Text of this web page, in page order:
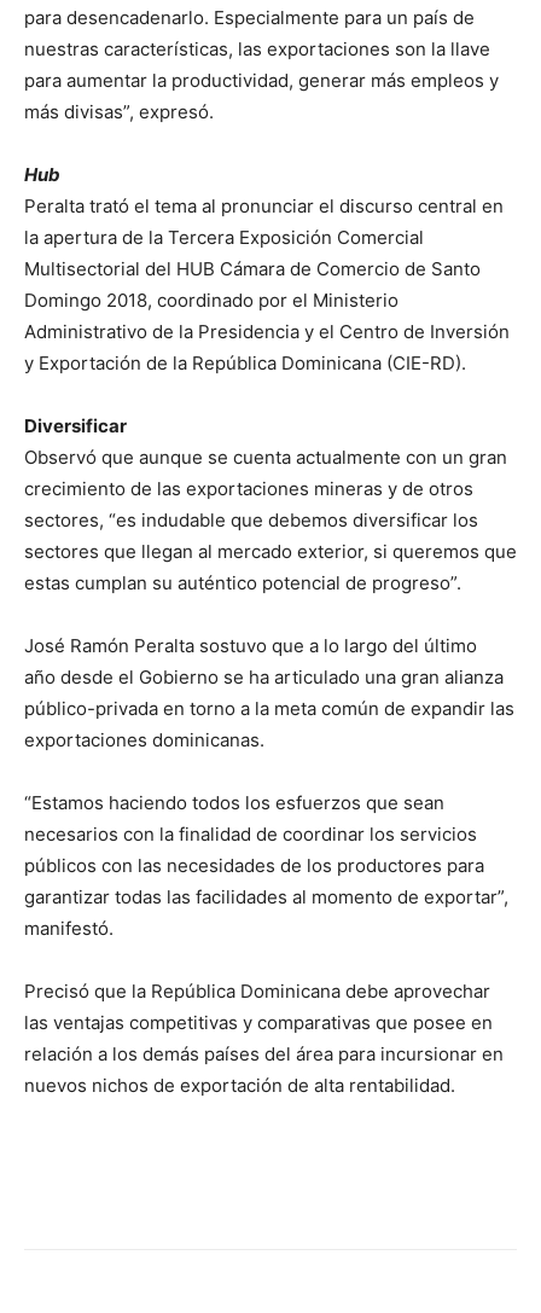
para desencadenarlo. Especialmente para un país de
nuestras características, las exportaciones son la llave
para aumentar la productividad, generar más empleos y
más divisas”, expresó.
Hub
Peralta trató el tema al pronunciar el discurso central en
la apertura de la Tercera Exposición Comercial
Multisectorial del HUB Cámara de Comercio de Santo
Domingo 2018, coordinado por el Ministerio
Administrativo de la Presidencia y el Centro de Inversión
y Exportación de la República Dominicana (CIE-RD).
Diversificar
Observó que aunque se cuenta actualmente con un gran
crecimiento de las exportaciones mineras y de otros
sectores, “es indudable que debemos diversificar los
sectores que llegan al mercado exterior, si queremos que
estas cumplan su auténtico potencial de progreso”.
José Ramón Peralta sostuvo que a lo largo del último
año desde el Gobierno se ha articulado una gran alianza
público-privada en torno a la meta común de expandir las
exportaciones dominicanas.
“Estamos haciendo todos los esfuerzos que sean
necesarios con la finalidad de coordinar los servicios
públicos con las necesidades de los productores para
garantizar todas las facilidades al momento de exportar”,
manifestó.
Precisó que la República Dominicana debe aprovechar
las ventajas competitivas y comparativas que posee en
relación a los demás países del área para incursionar en
nuevos nichos de exportación de alta rentabilidad.